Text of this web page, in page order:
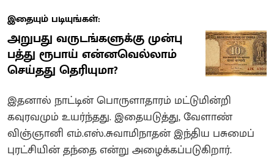
இதையும் படியுங்கள்:
அறுபது வருடங்களுக்கு முன்பு
பத்து ரூபாய் என்னவெல்லாம்
செய்தது தெரியுமா?
இதனால் நாட்டின் பொருளாதாரம் மட்டுமின்றி
கவுரவமும் உயர்ந்தது. இதையடுத்து, வேளாண்
விஞ்ஞானி எம்.எஸ்.சுவாமிநாதன் இந்திய பசுமைப்
புரட்சியின் தந்தை என்று அழைக்கப்படுகிறார்.